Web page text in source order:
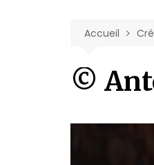
Accueil
©